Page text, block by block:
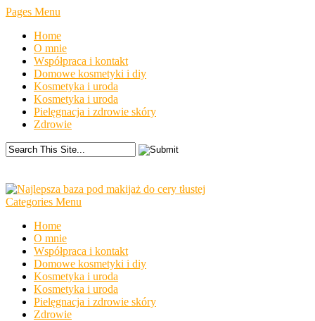
Pages Menu
Home
O mnie
Współpraca i kontakt
Domowe kosmetyki i diy
Kosmetyka i uroda
Kosmetyka i uroda
Pielęgnacja i zdrowie skóry
Zdrowie
Categories Menu
Home
O mnie
Współpraca i kontakt
Domowe kosmetyki i diy
Kosmetyka i uroda
Kosmetyka i uroda
Pielęgnacja i zdrowie skóry
Zdrowie